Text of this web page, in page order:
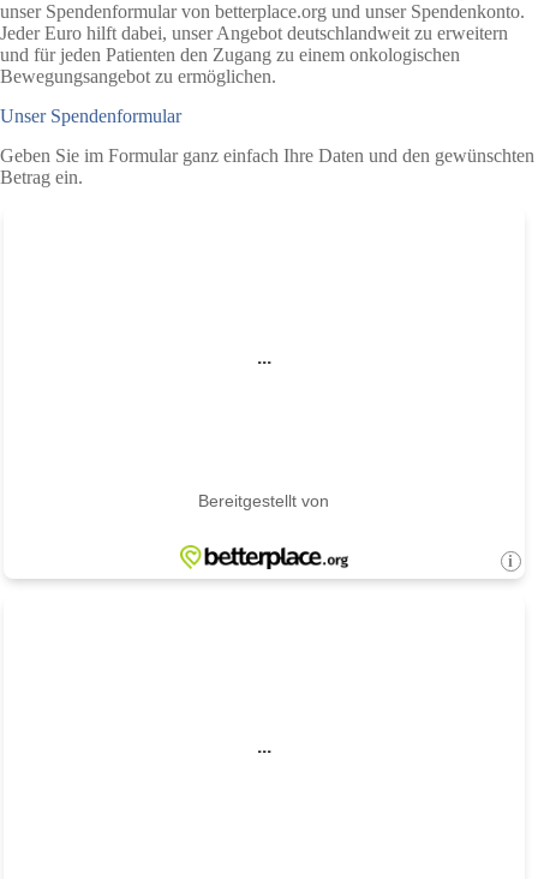
unser Spendenformular von betterplace.org und unser Spendenkonto.
Jeder Euro hilft dabei, unser Angebot deutschlandweit zu erweitern
und für jeden Patienten den Zugang zu einem onkologischen
Bewegungsangebot zu ermöglichen.
Unser Spendenformular
Geben Sie im Formular ganz einfach Ihre Daten und den gewünschten
Betrag ein.